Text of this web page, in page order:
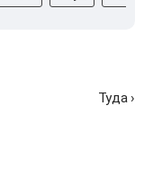
Туда ›